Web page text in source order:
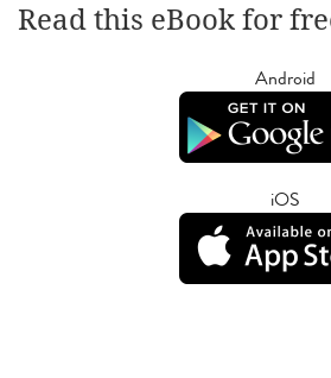
Read this eBook for
Android
iOS